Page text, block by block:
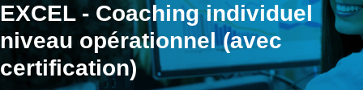
EXCEL - Coaching individuel
niveau opérationnel (avec
certification)